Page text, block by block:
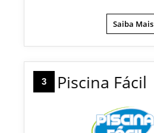
Saiba Mais
3 Piscina Fácil